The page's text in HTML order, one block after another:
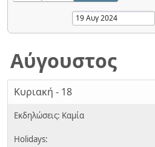
Αύγουστος
Κυριακή - 18